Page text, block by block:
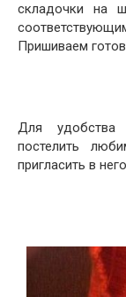
складочки на
Пришиваем
Для удобства
постелить
пригласить в